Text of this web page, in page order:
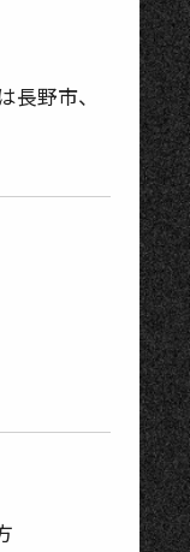
長野市、